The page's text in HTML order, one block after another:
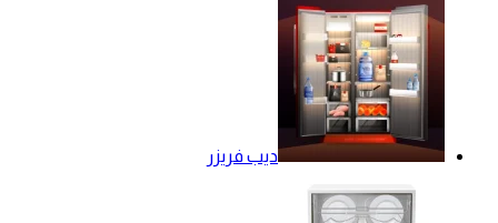
ديب فريزر